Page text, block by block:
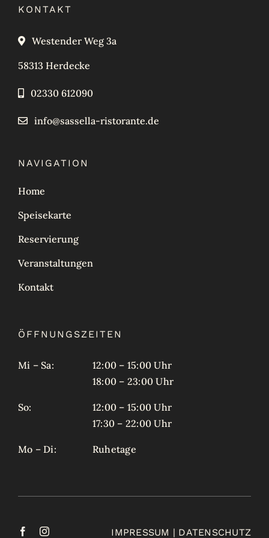
KONTAKT
Westender Weg 3a
58313 Herdecke
02330 612090
info@sassella-ristorante.de
NAVIGATION
Home
Speisekarte
Reservierung
Veranstaltungen
Kontakt
ÖFFNUNGSZEITEN
Mi – Sa:
12:00 – 15:00 Uhr
18:00 – 23:00 Uhr
So:
12:00 – 15:00 Uhr
17:30 – 22:00 Uhr
Mo – Di: Ruhetage
IMPRESSUM | DATENSCHUTZ